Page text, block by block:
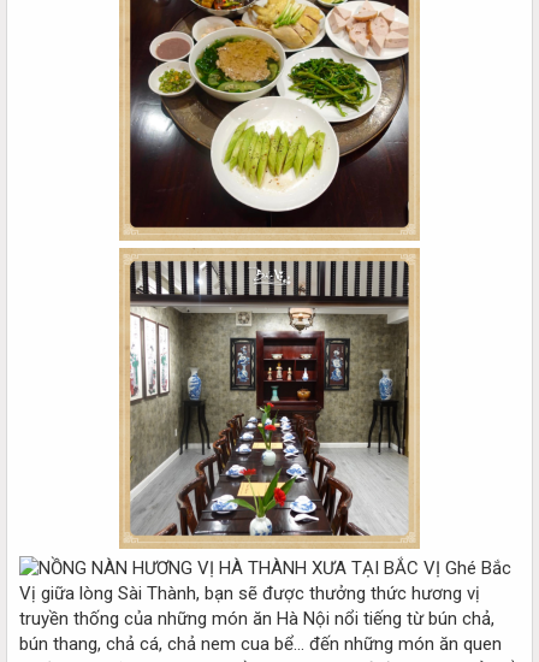
Ghé Bắc
Vị giữa lòng Sài Thành, bạn sẽ được thưởng thức hương vị
truyền thống của những món ăn Hà Nội nổi tiếng từ bún chả,
bún thang, chả cá, chả nem cua bể... đến những món ăn quen